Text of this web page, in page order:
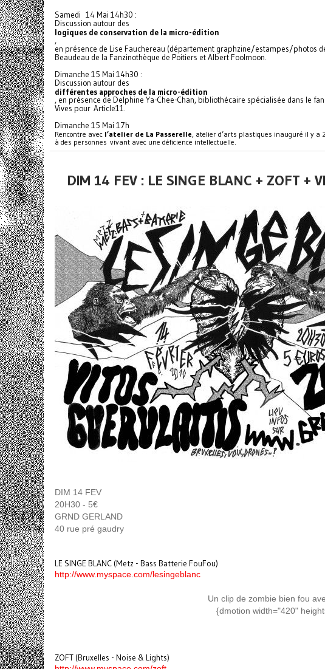
Samedi 14 Mai 14h30 :
Discussion autour des
logiques de conservation de la micro-édition
,
en présence de Lise Fauchereau (département graphzine/estampes/photos
Beaudeau de la Fanzinothèque de Poitiers et Albert Foolmoon.
Dimanche 15 Mai 14h30 :
Discussion autour des
différentes approches de la micro-édition
, en présence de Delphine Ya-Chee-Chan, bibliothécaire spécialisée dans le
Vives pour Article11.
Dimanche 15 Mai 17h
Rencontre avec l’atelier de La Passerelle, atelier d’arts plastiques inauguré il y a
à des personnes vivant avec une déficience intellectuelle.
DIM 14 FEV : LE SINGE BLANC + ZOFT +
DIM 14 FEV
20H30 - 5€
GRND GERLAND
40 rue pré gaudry
LE SINGE BLANC (Metz - Bass Batterie FouFou)
http://www.myspace.com/lesingeblanc
Un clip de zombie bien fou
{dmotion width="420"
ZOFT (Bruxelles - Noise & Lights)